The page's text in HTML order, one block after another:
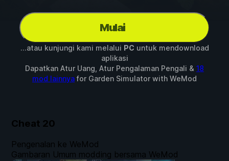
Mulai
...atau kunjungi kami melalui PC untuk mendownload
aplikasi
Dapatkan Atur Uang, Atur Pengalaman Pengali & 18
mod lainnyafor Garden Simulator with WeMod
Cheat 20
Pengenalan ke WeMod
Gambaran Umum modding bersama WeMod